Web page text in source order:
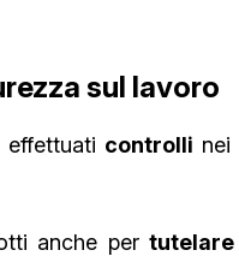
sul lavoro
effettuati controlli nei
anche pertutelare